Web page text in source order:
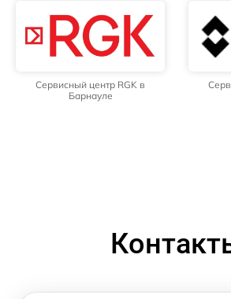
Сервисный центр RGK в
Барнауле